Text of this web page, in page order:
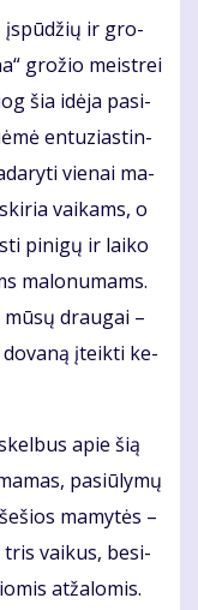
įspū­džių ir gro­
gro­žio meist­rei
šia idė­ja pa­si­
en­tu­zias­tin­
vie­nai ma­
vai­kams, o
pi­ni­gų ir lai­ko
ma­lo­nu­mams.
drau­gai –
do­va­ną įteik­ti ke­
apie šią
pa­siū­ly­mų
ma­my­tės –
tris vai­kus, be­si­
at­ža­lo­mis.